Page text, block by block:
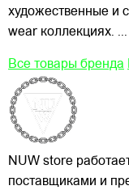
художественные и
wear коллекциях.
Все товары бренда
NUW store
поставщиками и